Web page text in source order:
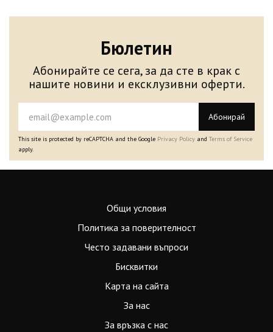
Бюлетин
Абонирайте се сега, за да сте в крак с
нашите новини и ексклузивни оферти.
Абонирай
This site is protected by reCAPTCHA and the Google Privacy Policy and Terms of Service
apply.
Общи условия
Политика за поверителност
Често задавани въпроси
Бисквитки
Карта на сайта
За нас
За връзка с нас